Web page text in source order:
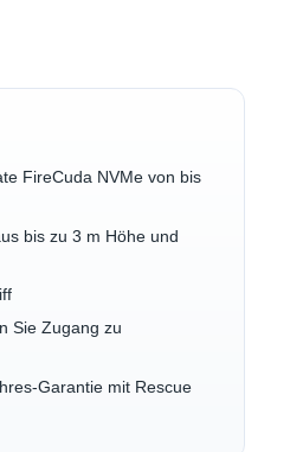
FireCuda NVMe von bis
bis zu 3 m Höhe und
Sie Zugang zu
Garantie mit Rescue